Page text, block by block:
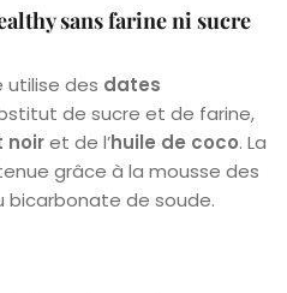
sans farine ni sucre
utilise des dates
de sucre et de farine,
noiret de l’huile de coco. La
grâce à la mousse des
de soude.